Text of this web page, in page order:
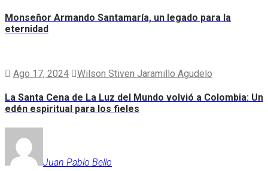
Monseñor Armando Santamaría, un legado para la
eternidad
Ago 17, 2024 Wilson Stiven Jaramillo Agudelo
La Santa Cena de La Luz del Mundo volvió a Colombia: Un
edén espiritual para los fieles
Juan Pablo Bello